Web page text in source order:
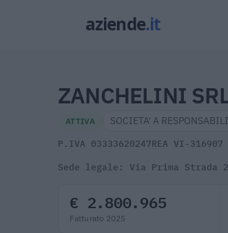
ZANCHELINI
ATTIVA SOCIETA' A
P.IVA 03333620247REA VI-316907
Sede legale: Via Prima Strada
€ 2.800.965
Fatturato 2025